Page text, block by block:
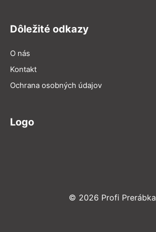
Dôležité odkazy
O nás
Kontakt
Ochrana osobných údajov
Logo
© 2026 Profi Prerábka